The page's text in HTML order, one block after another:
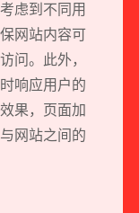
虑到不同用
网站内容可
问。此外，
响应用户的
果，页面加
网站之间的